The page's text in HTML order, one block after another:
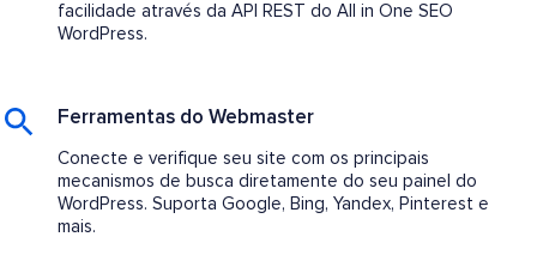
facilidade através da API REST do All in One SEO
WordPress.
Ferramentas do Webmaster
Conecte e verifique seu site com os principais
mecanismos de busca diretamente do seu painel do
WordPress. Suporta Google, Bing, Yandex, Pinterest e
mais.